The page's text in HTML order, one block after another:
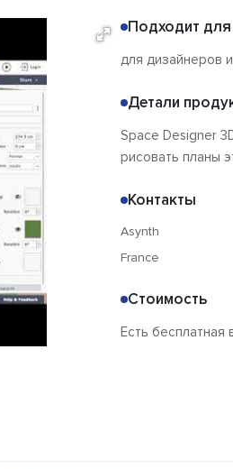
Подходит для
для дизайнеров
Детали
Space Designer
рисовать планы
Контакты
Asynth
France
Стоимость
Есть бесплатная